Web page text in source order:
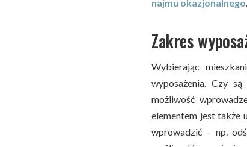
najmu okazjonalnego.
Zakres
Wybierając
wyposażenia. Czy
możliwość
elementem jest także
wprowadzić – np.